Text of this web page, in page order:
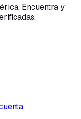
Encuentra y